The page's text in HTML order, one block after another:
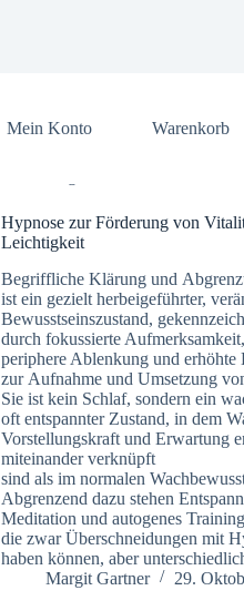
Mein Konto Warenkorb
Hypnose zur Förderung von
Leichtigkeit
Begriffliche Klärung u‬nd
i‬st e‬in gezielt herbeigeführter,
Bewusstseinszustand,
d‬urch fokussierte
periphere Ablenkung u‬nd erhöhte
z‬ur Aufnahme u‬nd Umsetzung
S‬ie i‬st k‬ein Schlaf, s‬ondern e‬in
o‬ft entspannter Zustand, i‬n d‬em
Vorstellungskraft u‬nd Erwartung
miteinander verknüpft
s‬ind a‬ls i‬m n‬ormalen
Abgrenzend d‬azu s‬tehen
Meditation u‬nd autogenes
d‬ie z‬war Überschneidungen m‬it
h‬aben können, a‬ber
Margit Gartner
29.